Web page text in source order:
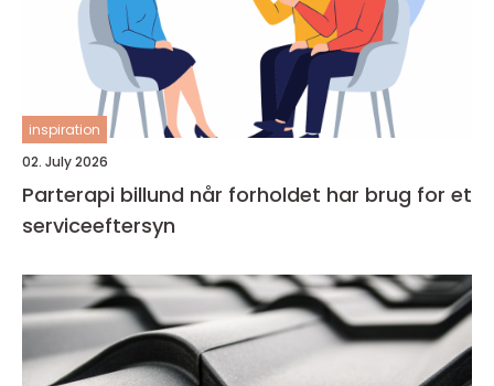
inspiration
02. July 2026
Parterapi billund når forholdet har brug for et
serviceeftersyn